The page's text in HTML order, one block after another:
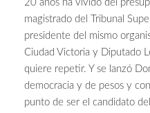
20 años ha vivido del
magistrado del Tribunal
presidente del mismo
Ciudad Victoria y Diputado
quiere repetir. Y se lanzó
democracia y de pesos y
punto de ser el candidato